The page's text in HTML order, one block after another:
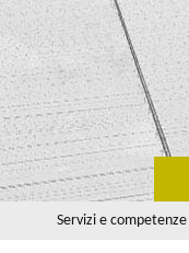
Servizi e competenze